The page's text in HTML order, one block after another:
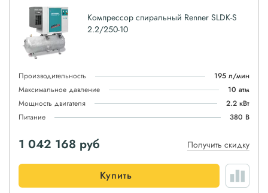
Компрессор спиральный Renner SLDK-S
2.2/250-10
Производительность
195 л/мин
Максимальное давление
10 атм
Мощность двигателя
2.2 кВт
Питание
380 В
1 042 168 руб Получить скидку
Купить